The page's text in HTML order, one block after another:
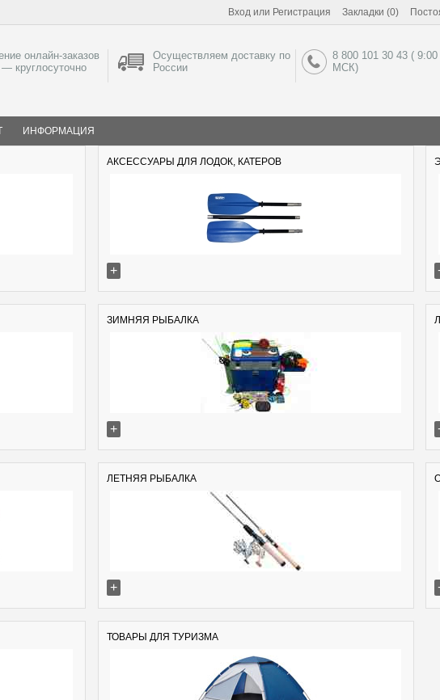
Вход или Регистрация Закладки (0)
онлайн-заказов
— круглосуточно
Осуществляем доставку по
России
8 800 101 30 43 (
МСК)
ИНФОРМАЦИЯ
АКСЕССУАРЫ ДЛЯ ЛОДОК, КАТЕРОВ
+
ЗИМНЯЯ РЫБАЛКА
+
ЛЕТНЯЯ РЫБАЛКА
+
ТОВАРЫ ДЛЯ ТУРИЗМА